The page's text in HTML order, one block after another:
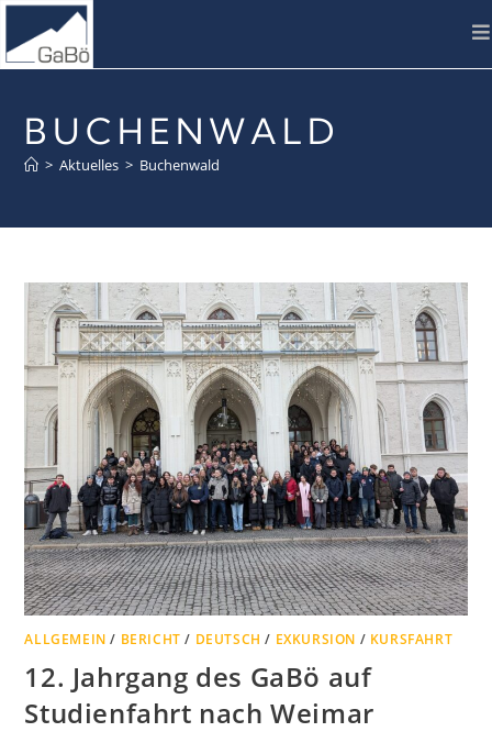
BUCHENWALD
> Aktuelles > Buchenwald
ALLGEMEIN / BERICHT / DEUTSCH / EXKURSION / KURSFAHRT
12. Jahrgang des GaBö auf
Studienfahrt nach Weimar